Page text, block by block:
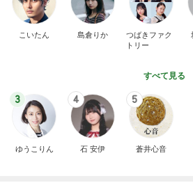
こいたん 島倉りか
つばきファク
トリー
すべて見る
3
ゆうこりん
4
石 安伊
5
蒼井心音